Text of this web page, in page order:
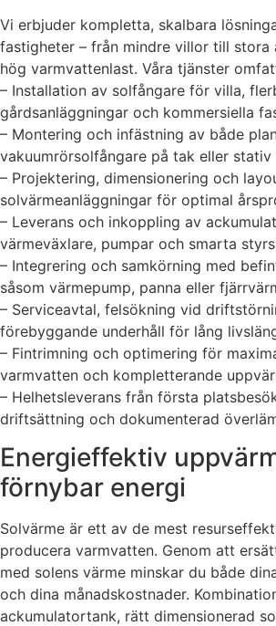
Vi erbjuder kompletta, skalbara
fastigheter – från mindre villor till stora
hög varmvattenlast. Våra tjänster
– Installation av solfångare för villa,
gårdsanläggningar och kommersiella
– Montering och infästning av både
vakuumrörsolfångare på tak eller stativ
– Projektering, dimensionering och
solvärmeanläggningar för optimal
– Leverans och inkoppling av
värmeväxlare, pumpar och smarta
– Integrering och samkörning med
såsom värmepump, panna eller
– Serviceavtal, felsökning vid
förebyggande underhåll för lång
– Fintrimning och optimering för
varmvatten och kompletterande
– Helhetsleverans från första
driftsättning och dokumenterad
Energieffektiv
förnybar energi
Solvärme är ett av de mest
producera varmvatten. Genom att
med solens värme minskar du både
och dina månadskostnader.
ackumulatortank, rätt dimensionerad